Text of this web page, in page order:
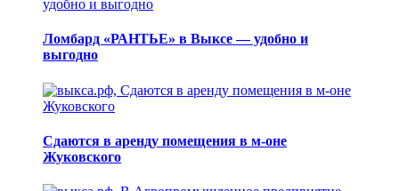
Ломбард «РАНТЬЕ» в Выксе — удобно и
выгодно
Сдаются в аренду помещения в м-оне
Жуковского